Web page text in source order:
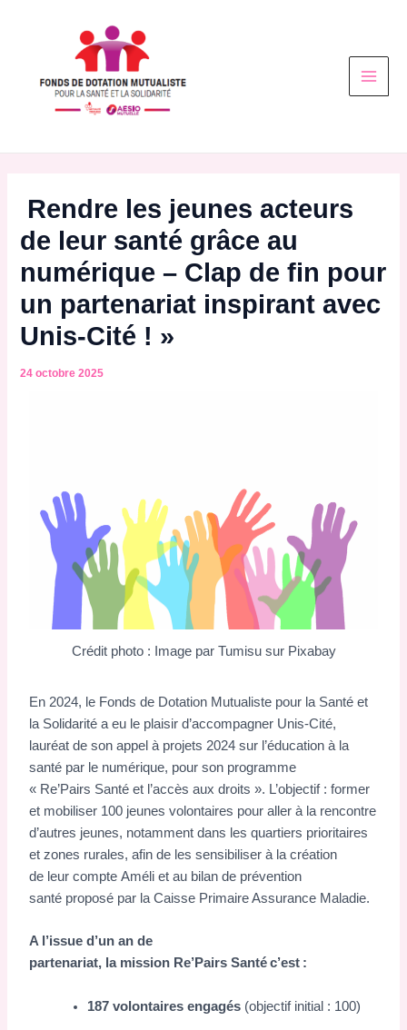
Rendre les jeunes acteurs
de leur santé grâce au
numérique – Clap de fin pour
un partenariat inspirant avec
Unis-Cité ! »
24 octobre 2025
Crédit photo : Image par Tumisu sur Pixabay
En 2024, le Fonds de Dotation Mutualiste pour la Santé et
la Solidarité a eu le plaisir d’accompagner Unis-Cité,
lauréat de son appel à projets 2024 sur l’éducation à la
santé par le numérique, pour son programme
« Re’Pairs Santé et l’accès aux droits ». L’objectif : former
et mobiliser 100 jeunes volontaires pour aller à la rencontre
d’autres jeunes, notamment dans les quartiers prioritaires
et zones rurales, afin de les sensibiliser à la création
de leur compte Améli et au bilan de prévention
santé proposé par la Caisse Primaire Assurance Maladie.
A l’issue d’un an de
partenariat, la mission Re’Pairs Santé c’est :
187 volontaires engagés (objectif initial : 100)